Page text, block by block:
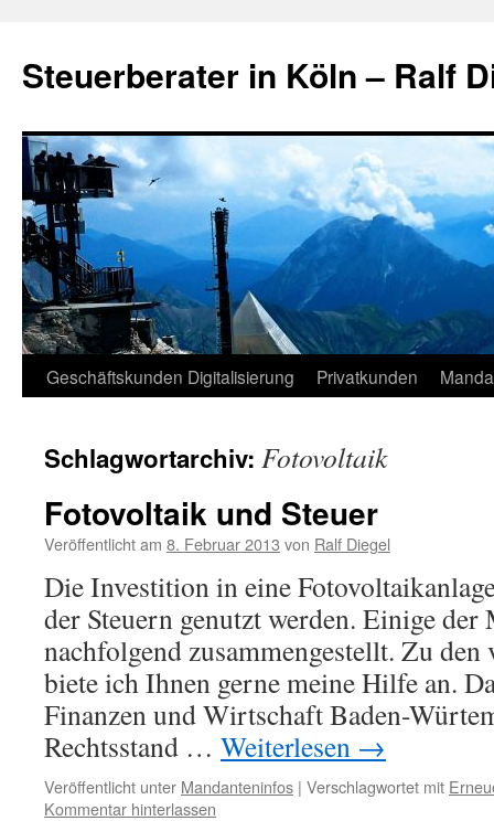
springen
Steuerberater in Köln – Ralf
Geschäftskunden Digitalisierung Privatkunden
Schlagwortarchiv: Fotovoltaik
Fotovoltaik und Steuer
Veröffentlicht am 8. Februar 2013 von Ralf Diegel
Die Investition in eine
der Steuern genutzt werden. Einige
nachfolgend zusammengestellt. Zu
biete ich Ihnen gerne meine Hilfe an.
Finanzen und Wirtschaft Baden-
Rechtsstand … Weiterlesen →
Veröffentlicht unter Mandanteninfos | Verschlagwortet mit
Kommentar hinterlassen